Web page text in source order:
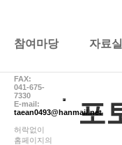
참여마당 자료실
포
672-
FAX:
041-675-
7330
E-mail:
taean0493@hanmail.net
허락없이
홈페이지의